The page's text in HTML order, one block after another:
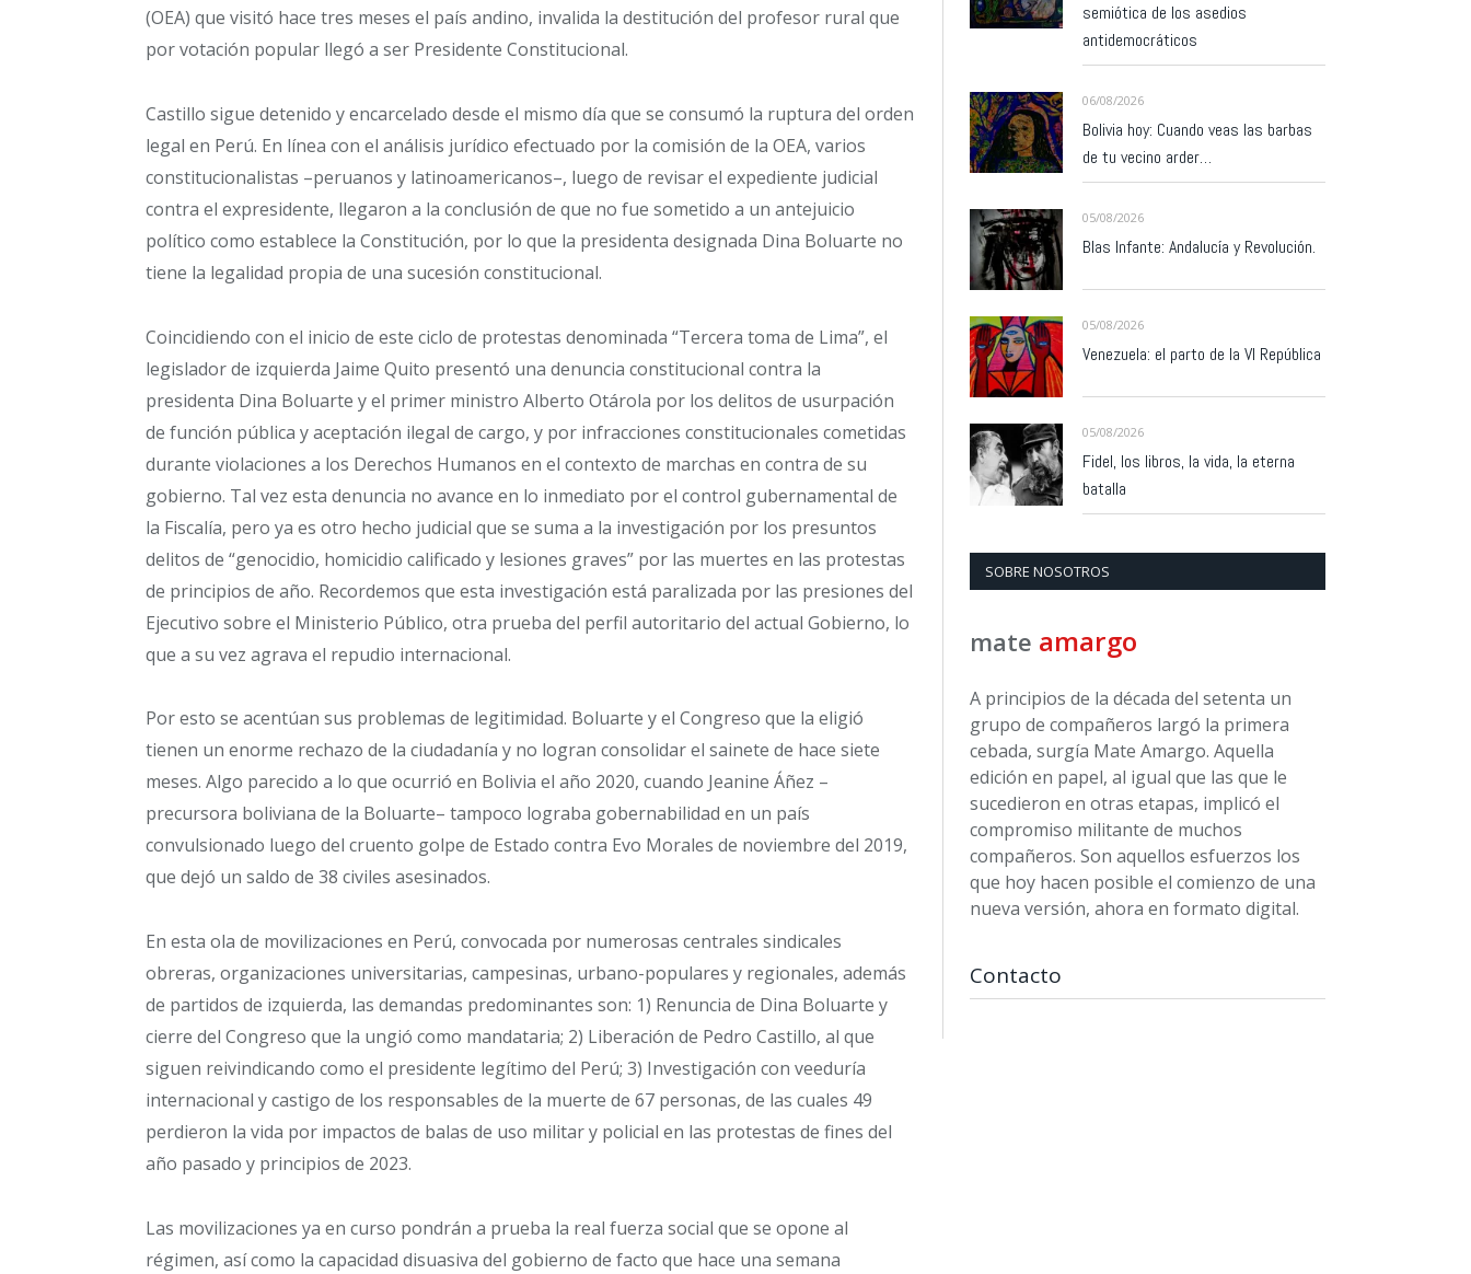
(OEA) que visitó hace tres meses el país andino, invalida la destitución del profesor rural que
por votación popular llegó a ser Presidente Constitucional.
Castillo sigue detenido y encarcelado desde el mismo día que se consumó la ruptura del orden
legal en Perú. En línea con el análisis jurídico efectuado por la comisión de la OEA, varios
constitucionalistas –peruanos y latinoamericanos–, luego de revisar el expediente judicial
contra el expresidente, llegaron a la conclusión de que no fue sometido a un antejuicio
político como establece la Constitución, por lo que la presidenta designada Dina Boluarte no
tiene la legalidad propia de una sucesión constitucional.
Coincidiendo con el inicio de este ciclo de protestas denominada “Tercera toma de Lima”, el
legislador de izquierda Jaime Quito presentó una denuncia constitucional contra la
presidenta Dina Boluarte y el primer ministro Alberto Otárola por los delitos de usurpación
de función pública y aceptación ilegal de cargo, y por infracciones constitucionales cometidas
durante violaciones a los Derechos Humanos en el contexto de marchas en contra de su
gobierno. Tal vez esta denuncia no avance en lo inmediato por el control gubernamental de
la Fiscalía, pero ya es otro hecho judicial que se suma a la investigación por los presuntos
delitos de “genocidio, homicidio calificado y lesiones graves” por las muertes en las protestas
de principios de año. Recordemos que esta investigación está paralizada por las presiones del
Ejecutivo sobre el Ministerio Público, otra prueba del perfil autoritario del actual Gobierno, lo
que a su vez agrava el repudio internacional.
Por esto se acentúan sus problemas de legitimidad. Boluarte y el Congreso que la eligió
tienen un enorme rechazo de la ciudadanía y no logran consolidar el sainete de hace siete
meses. Algo parecido a lo que ocurrió en Bolivia el año 2020, cuando Jeanine Áñez –
precursora boliviana de la Boluarte– tampoco lograba gobernabilidad en un país
convulsionado luego del cruento golpe de Estado contra Evo Morales de noviembre del 2019,
que dejó un saldo de 38 civiles asesinados.
En esta ola de movilizaciones en Perú, convocada por numerosas centrales sindicales
obreras, organizaciones universitarias, campesinas, urbano-populares y regionales, además
de partidos de izquierda, las demandas predominantes son: 1) Renuncia de Dina Boluarte y
cierre del Congreso que la ungió como mandataria; 2) Liberación de Pedro Castillo, al que
siguen reivindicando como el presidente legítimo del Perú; 3) Investigación con veeduría
internacional y castigo de los responsables de la muerte de 67 personas, de las cuales 49
perdieron la vida por impactos de balas de uso militar y policial en las protestas de fines del
año pasado y principios de 2023.
Las movilizaciones ya en curso pondrán a prueba la real fuerza social que se opone al
régimen, así como la capacidad disuasiva del gobierno de facto que hace una semana
semiótica de los asedios
antidemocráticos
06/08/2026
Bolivia hoy: Cuando veas las barbas
de tu vecino arder…
05/08/2026
Blas Infante: Andalucía y Revolución.
05/08/2026
Venezuela: el parto de la VI República
05/08/2026
Fidel, los libros, la vida, la eterna
batalla
SOBRE NOSOTROS
mate amargo
A principios de la década del setenta un
grupo de compañeros largó la primera
cebada, surgía Mate Amargo. Aquella
edición en papel, al igual que las que le
sucedieron en otras etapas, implicó el
compromiso militante de muchos
compañeros. Son aquellos esfuerzos los
que hoy hacen posible el comienzo de una
nueva versión, ahora en formato digital.
Contacto